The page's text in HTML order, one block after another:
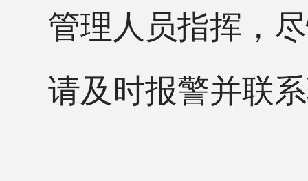
管理人员指挥，
请及时报警并联